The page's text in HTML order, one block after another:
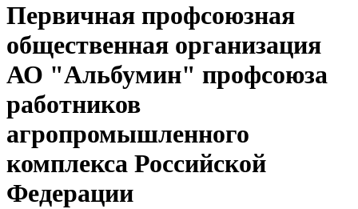
Первичная профсоюзная
общественная организация
АО "Альбумин" профсоюза
работников
агропромышленного
комплекса Российской
Федерации